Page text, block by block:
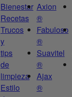
Bienestar
Recetas
Trucos
y
tips
de
limpieza
Estilo
Axion
®
Fabuloso
®
Suavitel
®
Ajax
®